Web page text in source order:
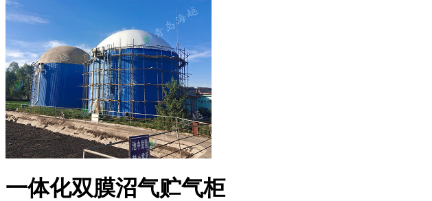
一体化双膜沼气贮气柜